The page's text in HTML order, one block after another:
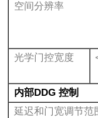
空间分辨率
光学门控宽度
内部DDG 控制
延迟和门宽调节范